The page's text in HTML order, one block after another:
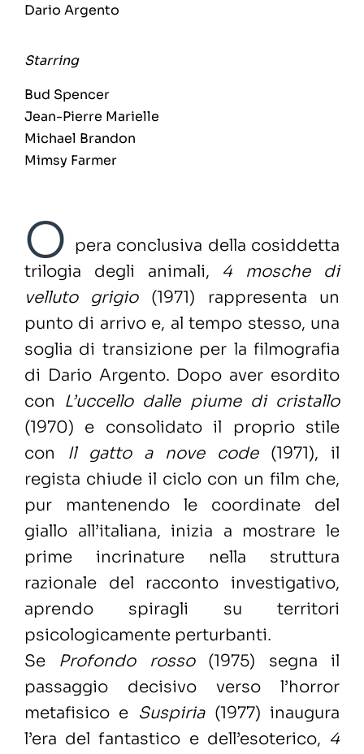
Dario Argento
Starring
Bud Spencer
Jean-Pierre Marielle
Michael Brandon
Mimsy Farmer
O pera conclusiva della cosiddetta
trilogia degli animali, 4 mosche di
velluto grigio(1971) rappresenta un
punto di arrivo e, al tempo stesso, una
soglia di transizione per la filmografia
di Dario Argento. Dopo aver esordito
con L’uccello dalle piume di cristallo
(1970) e consolidato il proprio stile
con Il gatto a nove code(1971), il
regista chiude il ciclo con un film che,
pur mantenendo le coordinate del
giallo all’italiana, inizia a mostrare le
prime incrinature nella struttura
razionale del racconto investigativo,
aprendo spiragli su territori
psicologicamente perturbanti.
Se Profondo rosso(1975) segna il
passaggio decisivo verso l’horror
metafisico e Suspiria(1977) inaugura
l’era del fantastico e dell’esoterico, 4